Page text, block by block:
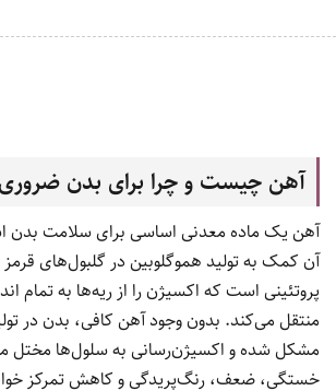
شربت آهن کم خونی کودکان کیندر فرومین Kinder Ferromin
مشاهده محصول